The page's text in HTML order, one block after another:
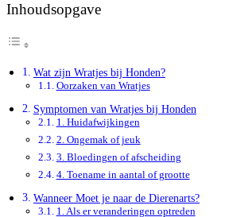
Inhoudsopgave
Wat zijn Wratjes bij Honden?
Oorzaken van Wratjes
Symptomen van Wratjes bij Honden
1. Huidafwijkingen
2. Ongemak of jeuk
3. Bloedingen of afscheiding
4. Toename in aantal of grootte
Wanneer Moet je naar de Dierenarts?
1. Als er veranderingen optreden